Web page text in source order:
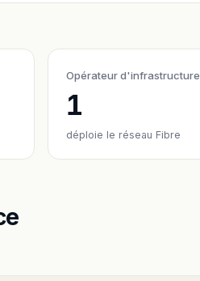
Opérateur d'infrastructure
1
déploie le réseau Fibre